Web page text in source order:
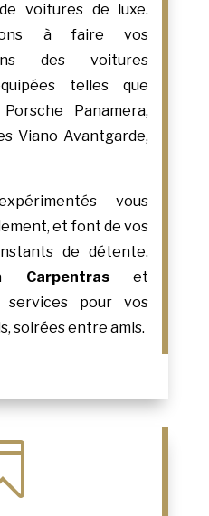
voitures de luxe.
à faire vos
des voitures
telles que
Panamera,
Viano Avantgarde,
vous
et font de vos
de détente.
à Carpentraset
services pour vos
soirées entre amis.